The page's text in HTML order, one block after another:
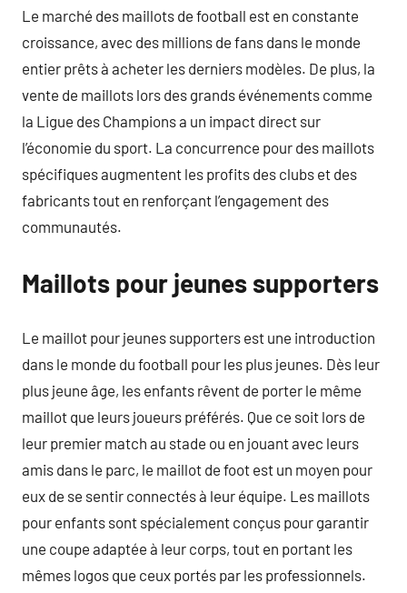
Le marché des maillots de football est en constante
croissance, avec des millions de fans dans le monde
entier prêts à acheter les derniers modèles. De plus, la
vente de maillots lors des grands événements comme
la Ligue des Champions a un impact direct sur
l’économie du sport. La concurrence pour des maillots
spécifiques augmentent les profits des clubs et des
fabricants tout en renforçant l’engagement des
communautés.
Maillots pour jeunes supporters
Le maillot pour jeunes supporters est une introduction
dans le monde du football pour les plus jeunes. Dès leur
plus jeune âge, les enfants rêvent de porter le même
maillot que leurs joueurs préférés. Que ce soit lors de
leur premier match au stade ou en jouant avec leurs
amis dans le parc, le maillot de foot est un moyen pour
eux de se sentir connectés à leur équipe. Les maillots
pour enfants sont spécialement conçus pour garantir
une coupe adaptée à leur corps, tout en portant les
mêmes logos que ceux portés par les professionnels.